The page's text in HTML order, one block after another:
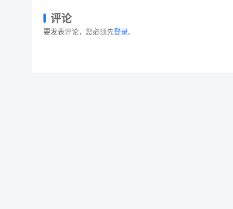
评论
要发表评论，您必须先登录。